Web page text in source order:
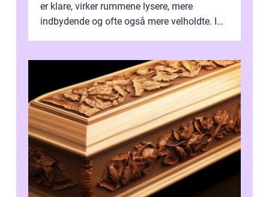
er klare, virker rummene lysere, mere
indbydende og ofte også mere velholdte. I